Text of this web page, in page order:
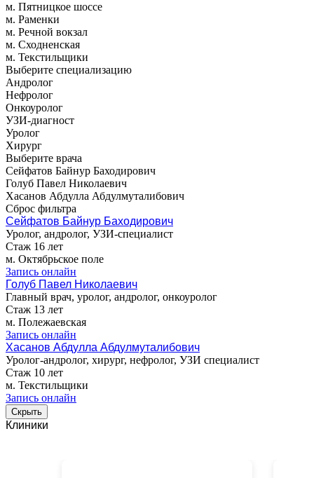
м. Пятницкое шоссе
м. Раменки
м. Речной вокзал
м. Сходненская
м. Текстильщики
Выберите специализацию
Андролог
Нефролог
Онкоуролог
УЗИ-диагност
Уролог
Хирург
Выберите врача
Сейфатов Байнур Баходирович
Голуб Павел Николаевич
Хасанов Абдулла Абдулмуталибович
Сброс фильтра
Сейфатов Байнур Баходирович
Уролог, андролог, УЗИ-специалист
Стаж 16 лет
м. Октябрьское поле
Запись онлайн
Голуб Павел Николаевич
Главный врач, уролог, андролог, онкоуролог
Стаж 13 лет
м. Полежаевская
Запись онлайн
Хасанов Абдулла Абдулмуталибович
Уролог-андролог, хирург, нефролог, УЗИ специалист
Стаж 10 лет
м. Текстильщики
Запись онлайн
Скрыть
Клиники